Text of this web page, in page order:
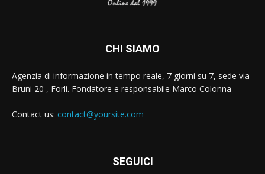
CHI SIAMO
Agenzia di informazione in tempo reale, 7 giorni su 7, sede via
Bruni 20 , Forlì. Fondatore e responsabile Marco Colonna
Contact us: contact@yoursite.com
SEGUICI